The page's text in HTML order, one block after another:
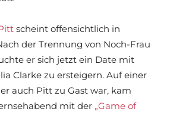
scheint offensichtlich in
der Trennung von Noch-Frau
er sich jetzt ein Date mit
Clarke zu ersteigern. Auf einer
auch Pitt zu Gast war, kam
mit der „Game of